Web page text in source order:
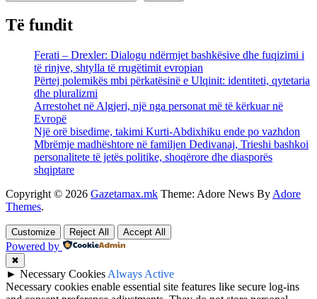
Të fundit
Ferati – Drexler: Dialogu ndërmjet bashkësive dhe fuqizimi i
të rinjve, shtylla të rrugëtimit evropian
Përtej polemikës mbi përkatësinë e Ulqinit: identiteti, qytetaria
dhe pluralizmi
Arrestohet në Algjeri, një nga personat më të kërkuar në
Evropë
Një orë bisedime, takimi Kurti-Abdixhiku ende po vazhdon
Mbrëmje madhështore në familjen Dedivanaj, Trieshi bashkoi
personalitete të jetës politike, shoqërore dhe diasporës
shqiptare
Copyright © 2026 Gazetamax.mk Theme: Adore News By Adore
Themes.
Customize Reject All Accept All
Powered by
✖
► Necessary Cookies Always Active
Necessary cookies enable essential site features like secure log-ins